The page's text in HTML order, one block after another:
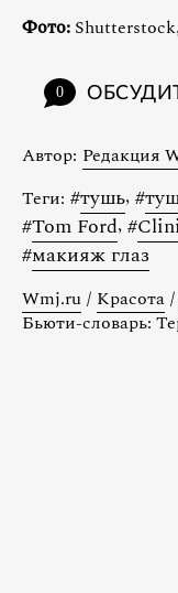
Фото:
0
Автор: Редакция
Теги: #тушь, #
#Tom Ford, #
#макияж глаз
Wmj.ru / Красота /
Бьюти-словарь: